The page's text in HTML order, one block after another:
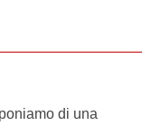
di una